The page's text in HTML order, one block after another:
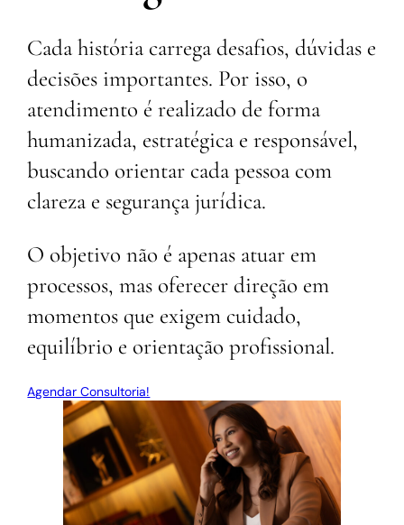
Cada história carrega desafios, dúvidas e
decisões importantes. Por isso, o
atendimento é realizado de forma
humanizada, estratégica e responsável,
buscando orientar cada pessoa com
clareza e segurança jurídica.
O objetivo não é apenas atuar em
processos, mas oferecer direção em
momentos que exigem cuidado,
equilíbrio e orientação profissional.
Agendar Consultoria!